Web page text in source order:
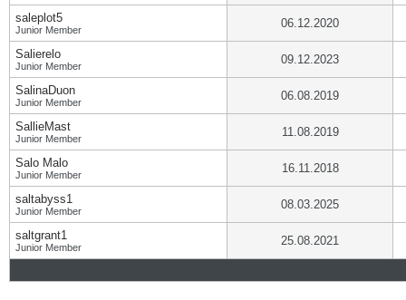
saleplot5
Junior Member 06.12.2020
Salierelo
Junior Member 09.12.2023
SalinaDuon
Junior Member 06.08.2019
SallieMast
Junior Member 11.08.2019
Salo Malo
Junior Member 16.11.2018
saltabyss1
Junior Member 08.03.2025
saltgrant1
Junior Member 25.08.2021